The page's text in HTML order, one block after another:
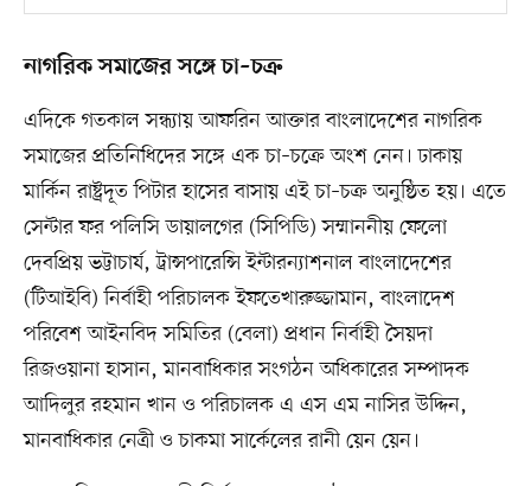
নাগরিক সমাজের সঙ্গে চা–চক্র
এদিকে গতকাল সন্ধ্যায় আফরিন আক্তার বাংলাদেশের নাগরিক
সমাজের প্রতিনিধিদের সঙ্গে এক চা–চক্রে অংশ নেন। ঢাকায়
মার্কিন রাষ্ট্রদূত পিটার হাসের বাসায় এই চা–চক্র অনুষ্ঠিত হয়। এতে
সেন্টার ফর পলিসি ডায়ালগের (সিপিডি) সম্মাননীয় ফেলো
দেবপ্রিয় ভট্টাচার্য, ট্রান্সপারেন্সি ইন্টারন্যাশনাল বাংলাদেশের
(টিআইবি) নির্বাহী পরিচালক ইফতেখারুজ্জামান, বাংলাদেশ
পরিবেশ আইনবিদ সমিতির (বেলা) প্রধান নির্বাহী সৈয়দা
রিজওয়ানা হাসান, মানবাধিকার সংগঠন অধিকারের সম্পাদক
আদিলুর রহমান খান ও পরিচালক এ এস এম নাসির উদ্দিন,
মানবাধিকার নেত্রী ও চাকমা সার্কেলের রানী য়েন য়েন।